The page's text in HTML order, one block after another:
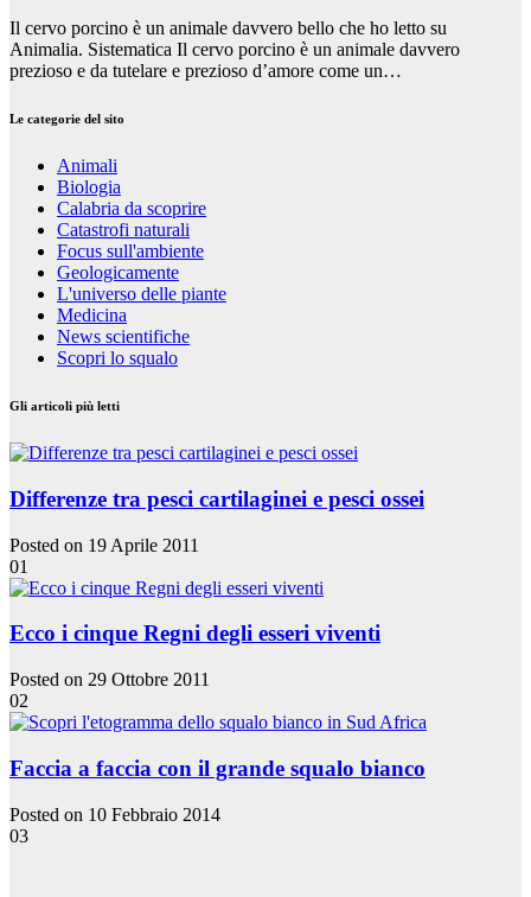
Il cervo porcino è un animale davvero bello che ho letto su
Animalia. Sistematica Il cervo porcino è un animale davvero
prezioso e da tutelare e prezioso d’amore come un…
Le categorie del sito
Animali
Biologia
Calabria da scoprire
Catastrofi naturali
Focus sull'ambiente
Geologicamente
L'universo delle piante
Medicina
News scientifiche
Scopri lo squalo
Gli articoli più letti
Differenze tra pesci cartilaginei e pesci ossei
Posted on 19 Aprile 2011
01
Ecco i cinque Regni degli esseri viventi
Posted on 29 Ottobre 2011
02
Faccia a faccia con il grande squalo bianco
Posted on 10 Febbraio 2014
03